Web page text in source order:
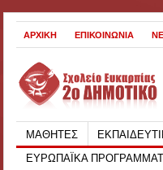
ΑΡΧΙΚΗ ΕΠΙΚΟΙΝΩΝΙΑ
ΜΑΘΗΤΕΣ
ΕΥΡΩΠΑΪΚΑ